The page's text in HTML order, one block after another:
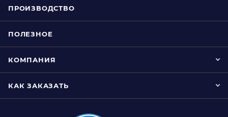
ПРОИЗВОДСТВО
ПОЛЕЗНОЕ
КОМПАНИЯ
КАК ЗАКАЗАТЬ